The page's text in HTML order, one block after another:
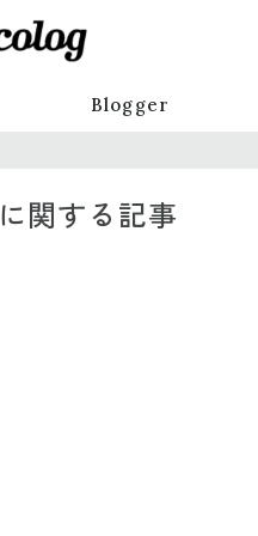
Blogger
関する記事